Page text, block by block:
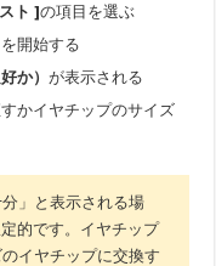
ト ]の項目を選ぶ
開始する
か）が表示される
かイヤチップのサイズ
」と表示される場
的です。イヤチップ
イヤチップに交換す